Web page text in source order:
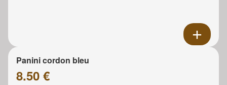
Panini cordon bleu
8.50 €